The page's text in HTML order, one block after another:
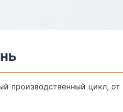
производственный цикл,